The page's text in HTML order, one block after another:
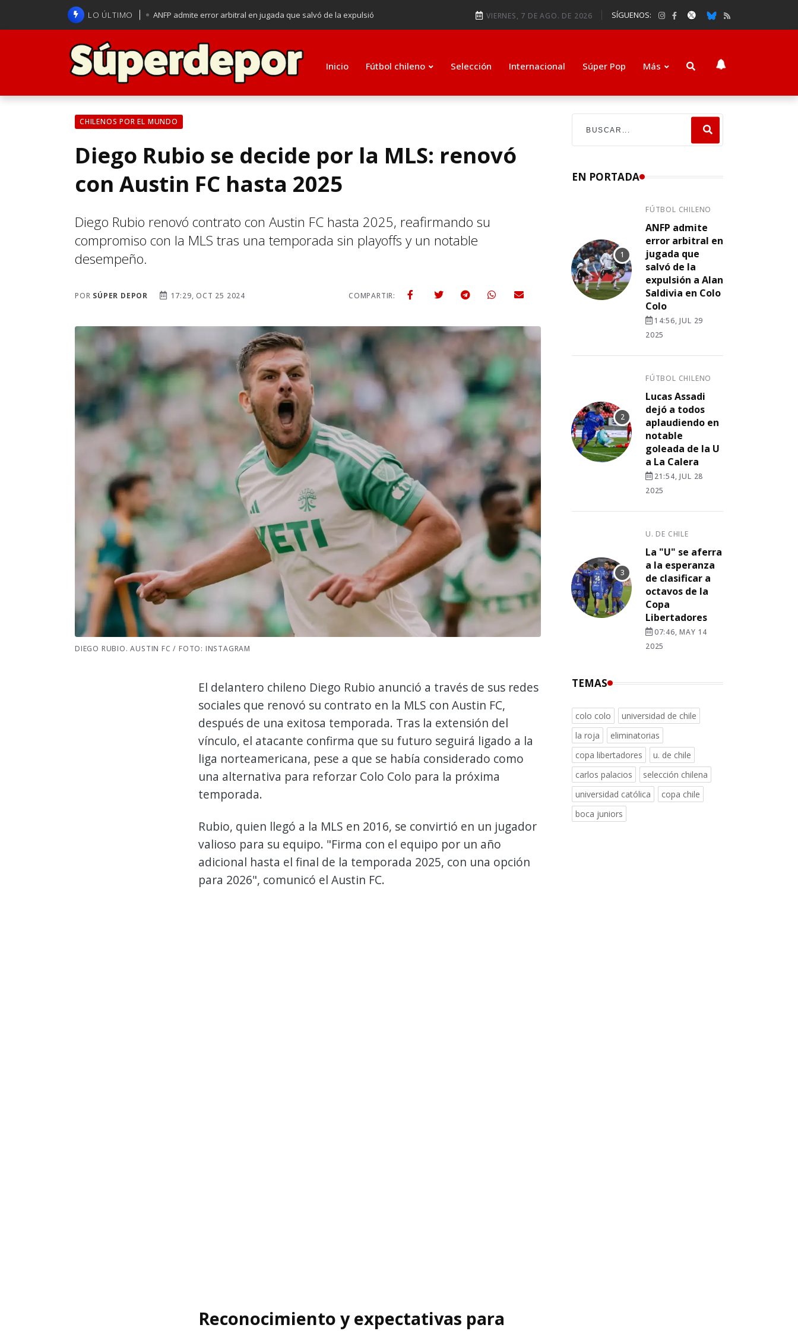
LO ÚLTIMO ANFP admite error arbitral en jugada que salvó de la expulsió
La U se aferra a la esperanza de clasificar a octavos de
Brasil anuncia a Carlo Ancelotti como su nuevo entrenador para
VIERNES, 7 DE AGO. DE 2026 SÍGUENOS:
Inicio Fútbol chileno Selección Internacional Súper Pop Más
CHILENOS POR EL MUNDO
Diego Rubio se decide por la MLS: renovó
con Austin FC hasta 2025
Diego Rubio renovó contrato con Austin FC hasta 2025, reafirmando su
compromiso con la MLS tras una temporada sin playoffs y un notable
desempeño.
POR SÚPER DEPOR 17:29, OCT 25 2024 COMPARTIR:
DIEGO RUBIO. AUSTIN FC / FOTO: INSTAGRAM
El delantero chileno Diego Rubio anunció a través de sus redes
sociales que renovó su contrato en la MLS con Austin FC,
después de una exitosa temporada. Tras la extensión del
vínculo, el atacante confirma que su futuro seguirá ligado a la
liga norteamericana, pese a que se había considerado como
una alternativa para reforzar Colo Colo para la próxima
temporada.
Rubio, quien llegó a la MLS en 2016, se convirtió en un jugador
valioso para su equipo. "Firma con el equipo por un año
adicional hasta el final de la temporada 2025, con una opción
para 2026", comunicó el Austin FC.
Reconocimiento y expectativas para
EN PORTADA
FÚTBOL CHILENO
ANFP admite
error arbitral en
jugada que
salvó de la
expulsión a Alan
Saldivia en Colo
Colo
14:56, JUL 29
2025
FÚTBOL CHILENO
Lucas Assadi
dejó a todos
aplaudiendo en
notable
goleada de la U
a La Calera
21:54, JUL 28
2025
U. DE CHILE
La "U" se aferra
a la esperanza
de clasificar a
octavos de la
Copa
Libertadores
07:46, MAY 14
2025
TEMAS
colo colo
universidad de chile
la roja
eliminatorias
copa libertadores
u. de chile
carlos palacios
selección chilena
universidad católica
copa chile
boca juniors